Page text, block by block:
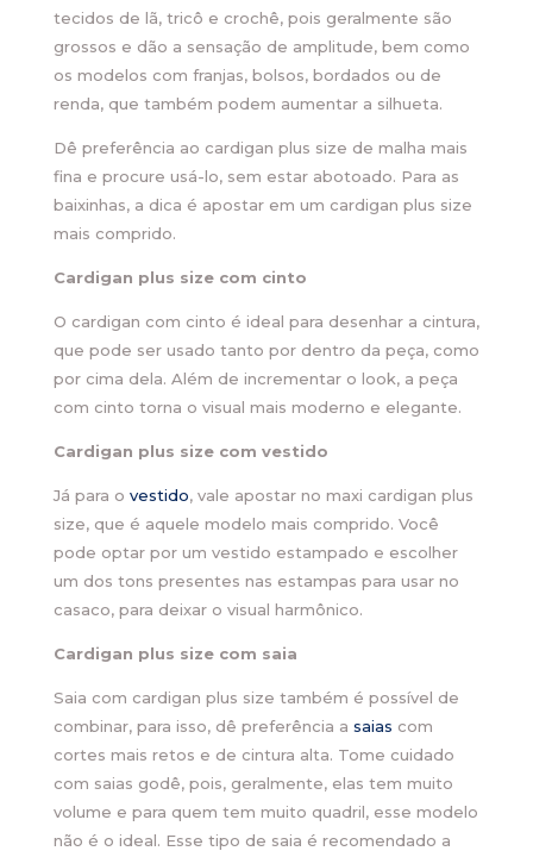
tecidos de lã, tricô e crochê, pois geralmente são
grossos e dão a sensação de amplitude, bem como
os modelos com franjas, bolsos, bordados ou de
renda, que também podem aumentar a silhueta.
Dê preferência ao cardigan plus size de malha mais
fina e procure usá-lo, sem estar abotoado. Para as
baixinhas, a dica é apostar em um cardigan plus size
mais comprido.
Cardigan plus size com cinto
O cardigan com cinto é ideal para desenhar a cintura,
que pode ser usado tanto por dentro da peça, como
por cima dela. Além de incrementar o look, a peça
com cinto torna o visual mais moderno e elegante.
Cardigan plus size com vestido
Já para o vestido, vale apostar no maxi cardigan plus
size, que é aquele modelo mais comprido. Você
pode optar por um vestido estampado e escolher
um dos tons presentes nas estampas para usar no
casaco, para deixar o visual harmônico.
Cardigan plus size com saia
Saia com cardigan plus size também é possível de
combinar, para isso, dê preferência a saias com
cortes mais retos e de cintura alta. Tome cuidado
com saias godê, pois, geralmente, elas tem muito
volume e para quem tem muito quadril, esse modelo
não é o ideal. Esse tipo de saia é recomendado a